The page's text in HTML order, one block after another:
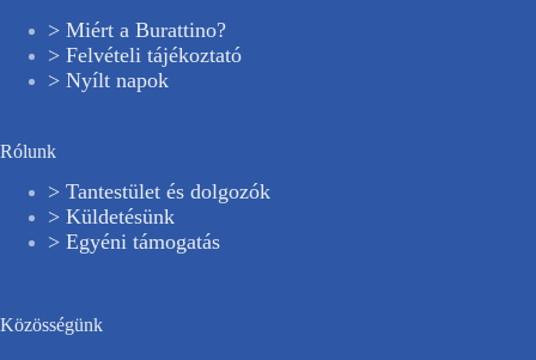
> Miért a Burattino?
> Felvételi tájékoztató
> Nyílt napok
Rólunk
> Tantestület és dolgozók
> Küldetésünk
> Egyéni támogatás
Közösségünk